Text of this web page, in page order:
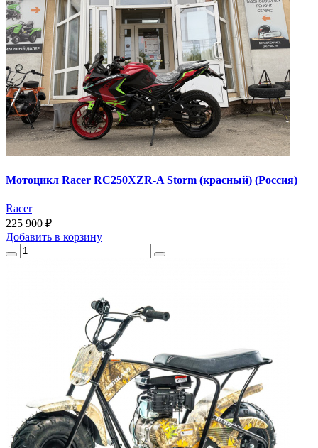
Мотоцикл Racer RC250XZR-A Storm (красный) (Россия)
Racer
225 900 ₽
Добавить в корзину